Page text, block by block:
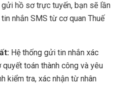
hồ sơ trực tuyến, bạn sẽ lần
nhắn SMS từ cơ quan Thuế
Hệ thống gửi tin nhắn xác
toán thành công và yêu
kiểm tra, xác nhận từ nhân